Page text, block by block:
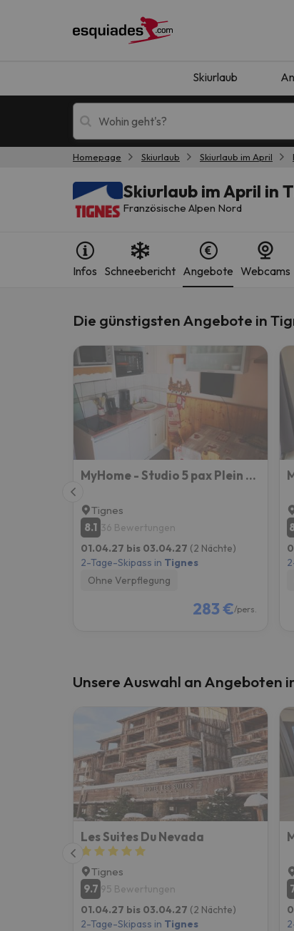
Skiurlaub
Skiurlaub Berghotels
Es sieht so aus, als hätte sich unser
Homepage Skiurlaub Skiurlaub im April
Skiurlaub im April in
Französische Alpen Nord
Infos Schneebericht Angebote Webcams
Die günstigsten Angebote in
MyHome - Studio 5 pax Plein Soleil - Propre, bon marché, emplacement top !
Tignes
8.1 36 Bewertungen
01.04.27 bis 03.04.27 (2 Nächte)
2-Tage-Skipass in Tignes
Ohne Verpflegung
283 €/pers.
Unsere Auswahl an Angeboten
Les Suites Du Nevada
Tignes
9.7 95 Bewertungen
01.04.27 bis 03.04.27 (2 Nächte)
2-Tage-Skipass in Tignes